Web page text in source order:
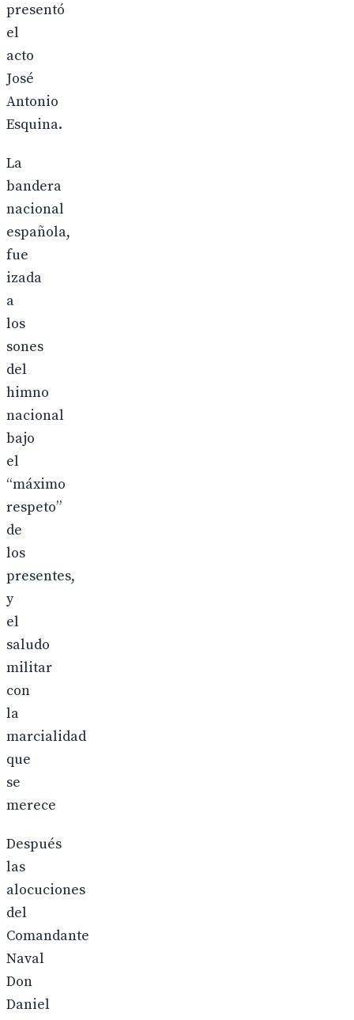
presentó
el
acto
José
Antonio
Esquina.
La
bandera
nacional
española,
fue
izada
a
los
sones
del
himno
nacional
bajo
el
“máximo
respeto”
de
los
presentes,
y
el
saludo
militar
con
la
marcialidad
que
se
merece
Después
las
alocuciones
del
Comandante
Naval
Don
Daniel